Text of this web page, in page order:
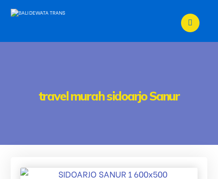
travel murah sidoarjo Sanur